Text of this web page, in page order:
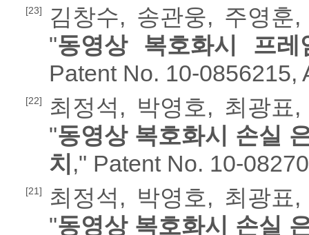
[23]
김창수, 송관웅, 주영훈
"동영상 복호화시 프
Patent No. 10-0856215,
[22]
최정석, 박영호, 최광표
"동영상 복호화시 손실
치 ," Patent No. 10-
[21]
최정석, 박영호, 최광표
"동영상 복호화시 손실